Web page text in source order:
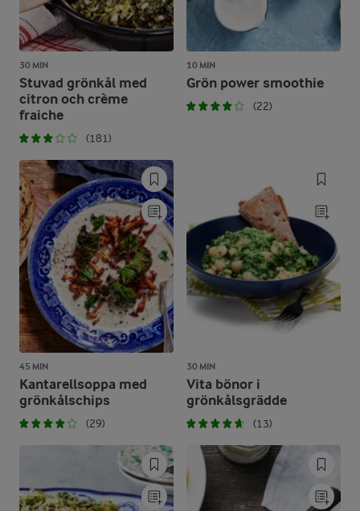
30 MIN
Stuvad grönkål med
citron och crème
fraiche
(181)
10 MIN
Grön power smoothie
(22)
45 MIN
Kantarellsoppa med
grönkålschips
(29)
30 MIN
Vita bönor i
grönkålsgrädde
(13)